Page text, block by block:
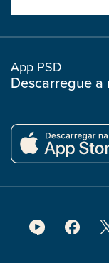
boostrap
col
App PSD
Descarregue a
Footer